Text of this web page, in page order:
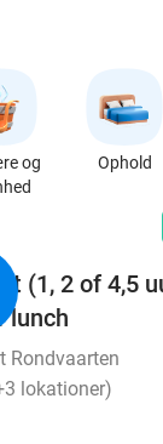
og
Ophold
(1, 2 of 4,5
lunch
Rondvaarten
lokationer)